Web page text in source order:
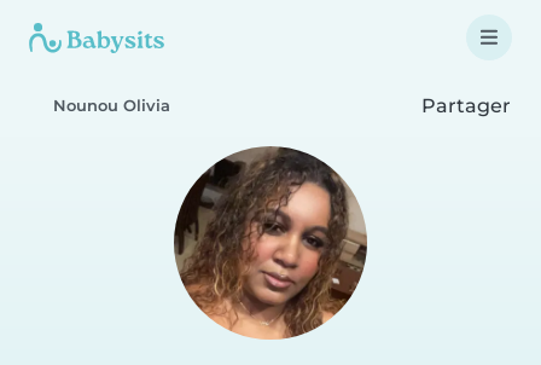
Nounou Olivia Partager